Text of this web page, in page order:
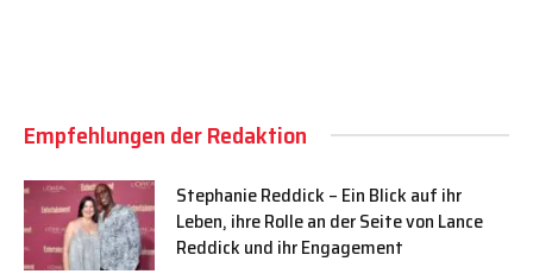
Empfehlungen der Redaktion
Stephanie Reddick – Ein Blick auf ihr
Leben, ihre Rolle an der Seite von Lance
Reddick und ihr Engagement